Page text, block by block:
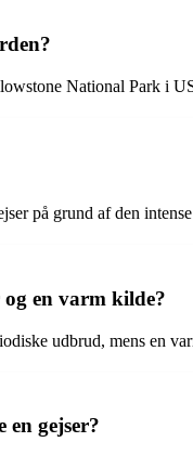
National Park i
på grund af den
og en varm kilde?
udbrud, mens en
en gejser?